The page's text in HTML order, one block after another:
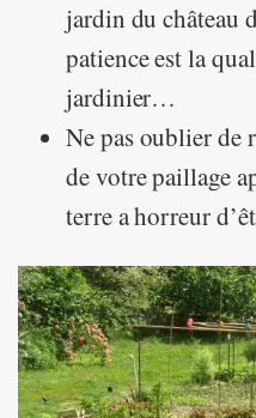
jardin du château
patience est la
jardinier…
Ne pas oublier de
de votre paillage
terre a horreur